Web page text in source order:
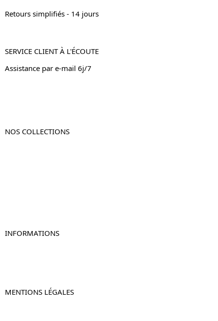
Retours simplifiés - 14 jours
SERVICE CLIENT À L'ÉCOUTE
Assistance par e-mail 6j/7
NOS COLLECTIONS
INFORMATIONS
MENTIONS LÉGALES